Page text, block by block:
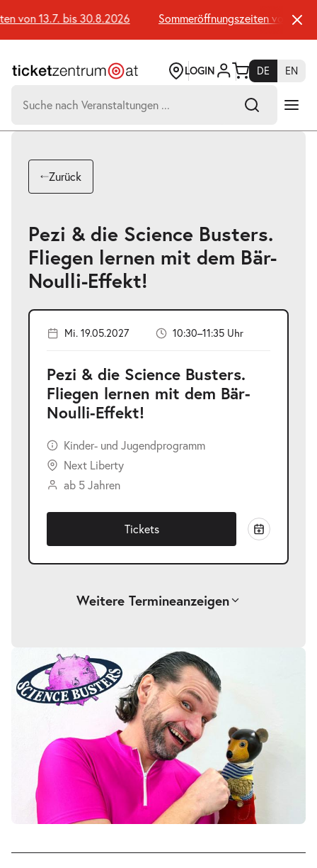
Seiteninhalt
springen
von 13.7. bis 30.8.2026 Sommeröffnungszeiten von 13.7.
LOGIN DE
EN
nach:
Suchtreffer:
Zurück
Pezi & die Science Busters.
Fliegen lernen mit dem Bär-
Noulli-Effekt!
Mi. 19.05.2027 10:30–11:35 Uhr
Pezi & die Science Busters.
Fliegen lernen mit dem Bär-
Noulli-Effekt!
Kinder- und Jugendprogramm
Next Liberty
ab 5 Jahren
Tickets
Weitere Termineanzeigen
Pezi & die Science Busters. Fliegen
lernen mit dem Bär-Noulli-Effekt!
Mi. 19.05.2027
16:00–17:05 Uhr
Tickets
Pezi & die Science Busters. Fliegen
lernen mit dem Bär-Noulli-Effekt!-
20.05.2027
Tickets